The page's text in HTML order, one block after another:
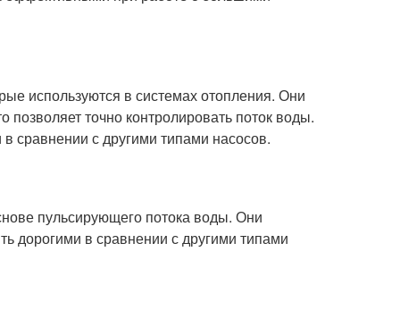
используются в системах отопления. Они
точно контролировать поток воды.
сравнении с другими типами насосов.
пульсирующего потока воды. Они
дорогими в сравнении с другими типами